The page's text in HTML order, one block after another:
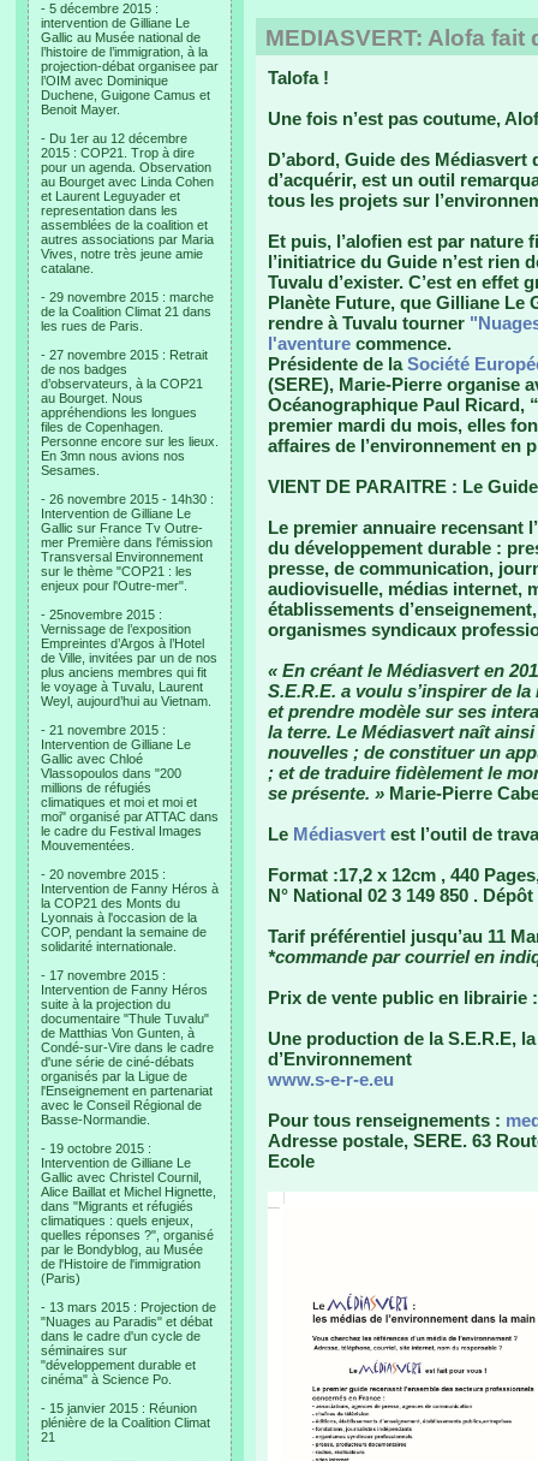
- 5 décembre 2015 :
intervention de Gilliane Le
Gallic au Musée national de
l’histoire de l’immigration, à la
projection-débat organisee par
l’OIM avec Dominique
Duchene, Guigone Camus et
Benoit Mayer.
- Du 1er au 12 décembre
2015 : COP21. Trop à dire
pour un agenda. Observation
au Bourget avec Linda Cohen
et Laurent Leguyader et
representation dans les
assemblées de la coalition et
autres associations par Maria
Vives, notre très jeune amie
catalane.
- 29 novembre 2015 : marche
de la Coalition Climat 21 dans
les rues de Paris.
- 27 novembre 2015 : Retrait
de nos badges
d’observateurs, à la COP21
au Bourget. Nous
appréhendions les longues
files de Copenhagen.
Personne encore sur les lieux.
En 3mn nous avions nos
Sesames.
- 26 novembre 2015 - 14h30 :
Intervention de Gilliane Le
Gallic sur France Tv Outre-
mer Première dans l'émission
Transversal Environnement
sur le thème "COP21 : les
enjeux pour l'Outre-mer".
- 25novembre 2015 :
Vernissage de l’exposition
Empreintes d’Argos à l’Hotel
de Ville, invitées par un de nos
plus anciens membres qui fit
le voyage à Tuvalu, Laurent
Weyl, aujourd’hui au Vietnam.
- 21 novembre 2015 :
Intervention de Gilliane Le
Gallic avec Chloé
Vlassopoulos dans "200
millions de réfugiés
climatiques et moi et moi et
moi" organisé par ATTAC dans
le cadre du Festival Images
Mouvementées.
- 20 novembre 2015 :
Intervention de Fanny Héros à
la COP21 des Monts du
Lyonnais à l'occasion de la
COP, pendant la semaine de
solidarité internationale.
- 17 novembre 2015 :
Intervention de Fanny Héros
suite à la projection du
documentaire "Thule Tuvalu"
de Matthias Von Gunten, à
Condé-sur-Vire dans le cadre
d'une série de ciné-débats
organisés par la Ligue de
l'Enseignement en partenariat
avec le Conseil Régional de
Basse-Normandie.
- 19 octobre 2015 :
Intervention de Gilliane Le
Gallic avec Christel Cournil,
Alice Baillat et Michel Hignette,
dans "Migrants et réfugiés
climatiques : quels enjeux,
quelles réponses ?", organisé
par le Bondyblog, au Musée
de l'Histoire de l'immigration
(Paris)
- 13 mars 2015 : Projection de
"Nuages au Paradis" et débat
dans le cadre d'un cycle de
séminaires sur
"développement durable et
cinéma" à Science Po.
- 15 janvier 2015 : Réunion
plénière de la Coalition Climat
21
MEDIASVERT: Alofa fait
Talofa !
Une fois n’est pas coutume,
D’abord, Guide des Médiasvert
d’acquérir, est un outil
tous les projets sur
Et puis, l’alofien est par nature
l’initiatrice du Guide n’est rien
Tuvalu d’exister. C’est en effet
Planète Future, que Gilliane
rendre à Tuvalu tourner
l'aventure commence.
Présidente de laSociété
(SERE), Marie-Pierre organise
Océanographique Paul Ricard,
premier mardi du mois, elles
affaires de l’environnement en
VIENT DE PARAITRE : Le
Le premier annuaire recensant
du développement durable :
presse, de communication,
audiovisuelle, médias internet,
établissements
organismes syndicaux
« En créant le Médiasvert en
S.E.R.E. a voulu s’inspirer de
et prendre modèle sur ses
la terre. Le Médiasvert naît
nouvelles ; de constituer un
; et de traduire fidèlement le
se présente. » Marie-Pierre
Le Médiasvert est l’outil de
Format :17,2 x 12cm , 440
N° National 02 3 149 850 .
Tarif préférentiel jusqu’au 11
*commande par courriel en
Prix de vente public en librairie
Une production de la S.E.R.E,
d’Environnement
www.s-e-r-e.eu
Pour tous renseignements :
Adresse postale, SERE. 63
Ecole